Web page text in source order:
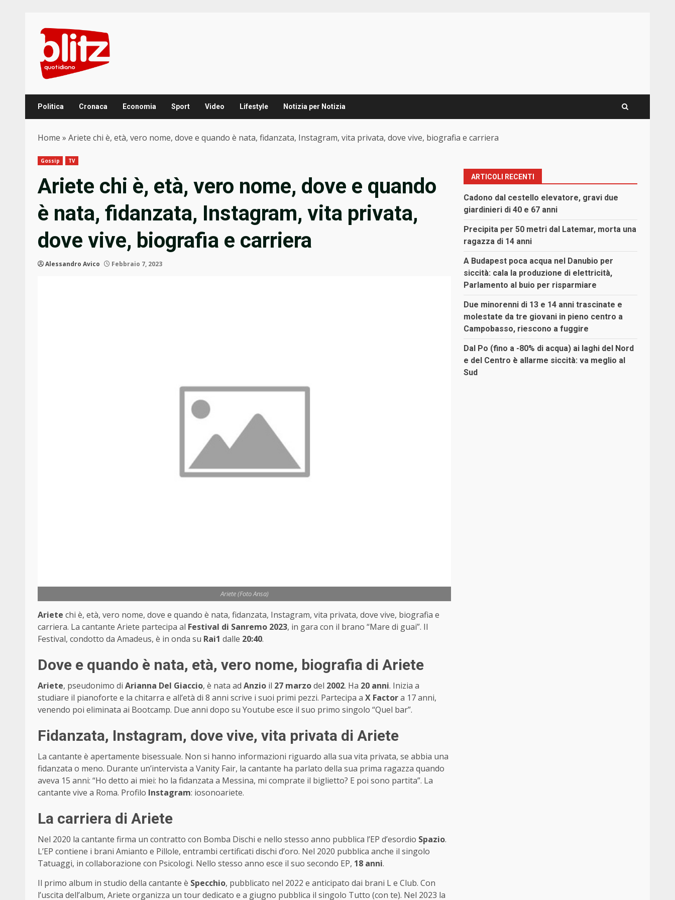
content
Politica Cronaca Economia Sport Video Lifestyle Notizia per Notizia
Home » Ariete chi è, età, vero nome, dove e quando è nata, fidanzata, Instagram, vita privata, dove vive, biografia e carriera
Gossip TV
Ariete chi è, età, vero nome, dove e quando
è nata, fidanzata, Instagram, vita privata,
dove vive, biografia e carriera
Alessandro Avico Febbraio 7, 2023
Ariete (Foto Ansa)
Ariete chi è, età, vero nome, dove e quando è nata, fidanzata, Instagram, vita privata, dove vive, biografia e
carriera. La cantante Ariete partecipa al Festival di Sanremo 2023, in gara con il brano “Mare di guai”. Il
Festival, condotto da Amadeus, è in onda su Rai1 dalle 20:40.
Dove e quando è nata, età, vero nome, biografia di Ariete
Ariete, pseudonimo di Arianna Del Giaccio, è nata ad Anzio il 27 marzodel 2002. Ha 20 anni. Inizia a
studiare il pianoforte e la chitarra e all’età di 8 anni scrive i suoi primi pezzi. Partecipa a X Factora 17 anni,
venendo poi eliminata ai Bootcamp. Due anni dopo su Youtube esce il suo primo singolo “Quel bar”.
Fidanzata, Instagram, dove vive, vita privata di Ariete
La cantante è apertamente bisessuale. Non si hanno informazioni riguardo alla sua vita privata, se abbia una
fidanzata o meno. Durante un’intervista a Vanity Fair, la cantante ha parlato della sua prima ragazza quando
aveva 15 anni: “Ho detto ai miei: ho la fidanzata a Messina, mi comprate il biglietto? E poi sono partita”. La
cantante vive a Roma. Profilo Instagram: iosonoariete.
La carriera di Ariete
Nel 2020 la cantante firma un contratto con Bomba Dischi e nello stesso anno pubblica l’EP d’esordio Spazio.
L’EP contiene i brani Amianto e Pillole, entrambi certificati dischi d’oro. Nel 2020 pubblica anche il singolo
Tatuaggi, in collaborazione con Psicologi. Nello stesso anno esce il suo secondo EP, 18 anni.
Il primo album in studio della cantante è Specchio, pubblicato nel 2022 e anticipato dai brani L e Club. Con
l’uscita dell’album, Ariete organizza un tour dedicato e a giugno pubblica il singolo Tutto (con te). Nel 2023 la
ARTICOLI RECENTI
Cadono dal cestello elevatore, gravi due
giardinieri di 40 e 67 anni
Precipita per 50 metri dal Latemar, morta una
ragazza di 14 anni
A Budapest poca acqua nel Danubio per
siccità: cala la produzione di elettricità,
Parlamento al buio per risparmiare
Due minorenni di 13 e 14 anni trascinate e
molestate da tre giovani in pieno centro a
Campobasso, riescono a fuggire
Dal Po (fino a -80% di acqua) ai laghi del Nord
e del Centro è allarme siccità: va meglio al
Sud